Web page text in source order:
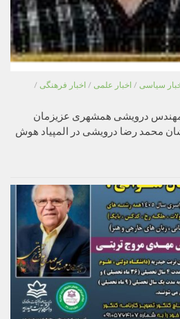
سیاسی / اخبار علمی / اخبار فرهنگی /
مهندس درویشی همشهری عزیزمان
محمد رضا درویشی در المپیاد هوش